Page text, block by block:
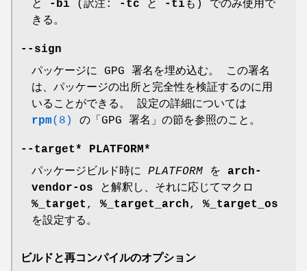
と -bi (訳注: -tc と -ti も) でのみ使用で
きる。
--sign
パッケージに GPG 署名を埋め込む。 この署名
は、パッケージの出所と完全性を検証するのに用
いることができる。 設定の詳細については
rpm(8) の「GPG 署名」の節を参照のこと。
--target* PLATFORM*
パッケージビルド時に PLATFORM を arch-
vendor-os と解釈し、それに応じてマクロ
%_target , %_target_arch, %_target_os
を設定する。
ビルドと再コンパイルのオプション